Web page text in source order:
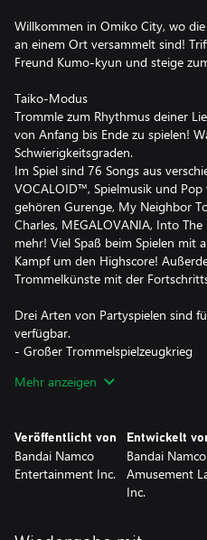
Willkommen in Omiko City, wo
an einem Ort versammelt sind!
Freund Kumo-kyun und steige
Taiko-Modus
Trommle zum Rhythmus deiner
von Anfang bis Ende zu spielen!
Schwierigkeitsgraden.
Im Spiel sind 76 Songs aus
VOCALOID™, Spielmusik und
gehören Gurenge, My Neighbor
Charles, MEGALOVANIA, Into
mehr! Viel Spaß beim Spielen mit
Kampf um den Highscore!
Trommelkünste mit der
Drei Arten von Partyspielen sind
verfügbar.
- Großer Trommelspielzeugkrieg
deines Gegners zu besiegen und
zu absolvieren!
- Lauf!-Ninja-Dojo
Werde zum Ninja und absolviere
Rennen! Meistere mehrere
Mehr anzeigen
Veröffentlicht von
Bandai Namco
Entertainment Inc.
Entwickelt
Bandai Namco
Amusement
Inc.